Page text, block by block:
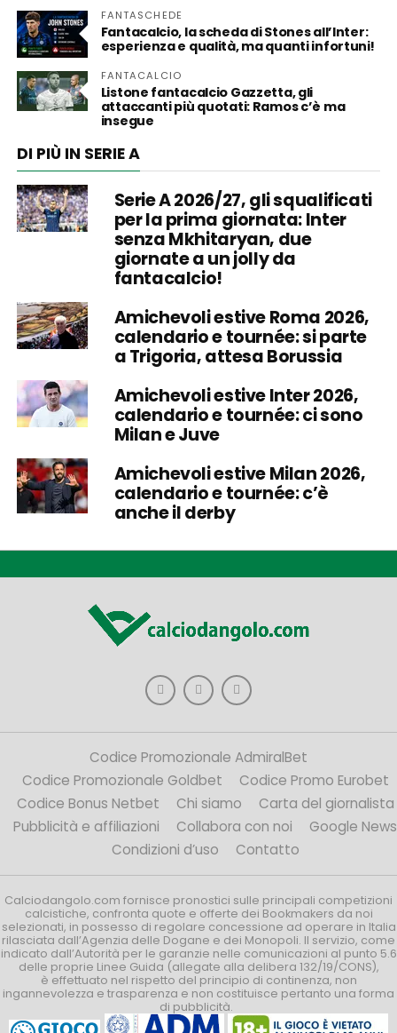
FANTASCHEDE
Fantacalcio, la scheda di Stones all’Inter:
esperienza e qualità, ma quanti infortuni!
FANTACALCIO
Listone fantacalcio Gazzetta, gli
attaccanti più quotati: Ramos c’è ma
insegue
DI PIÙ IN SERIE A
Serie A 2026/27, gli squalificati
per la prima giornata: Inter
senza Mkhitaryan, due
giornate a un jolly da
fantacalcio!
Amichevoli estive Roma 2026,
calendario e tournée: si parte
a Trigoria, attesa Borussia
Amichevoli estive Inter 2026,
calendario e tournée: ci sono
Milan e Juve
Amichevoli estive Milan 2026,
calendario e tournée: c’è
anche il derby
Codice Promozionale AdmiralBet
Codice Promozionale Goldbet
Codice Promo Eurobet
Codice Bonus Netbet
Chi siamo
Carta del giornalista
Pubblicità e affiliazioni
Collabora con noi
Google News
Condizioni d’uso
Contatto
Calciodangolo.com fornisce pronostici sulle principali competizioni
calcistiche, confronta quote e offerte dei Bookmakers da noi
selezionati, in possesso di regolare concessione ad operare in Italia
rilasciata dall’Agenzia delle Dogane e dei Monopoli. Il servizio, come
indicato dall’Autorità per le garanzie nelle comunicazioni al punto 5.6
delle proprie Linee Guida (allegate alla delibera 132/19/CONS),
è effettuato nel rispetto del principio di continenza, non
ingannevolezza e trasparenza e non costituisce pertanto una forma
di pubblicità.